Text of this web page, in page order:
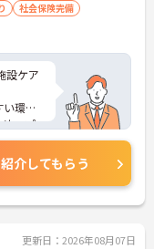
社会保険完備
設ケア
環境
、プ
賞与過
安定
紹介してもらう
更新日：2026年08月07日